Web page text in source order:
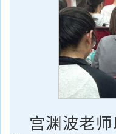
宫渊波老师